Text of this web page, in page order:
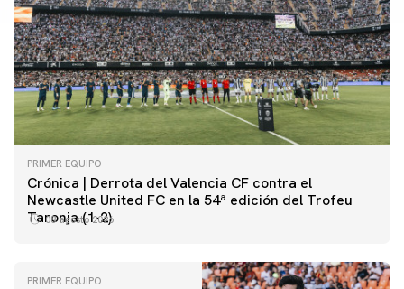
PRIMER EQUIPO
Crónica | Derrota del Valencia CF contra el
Newcastle United FC en la 54ª edición del Trofeu
Taronja (1-2)
08 agosto 2026
PRIMER EQUIPO